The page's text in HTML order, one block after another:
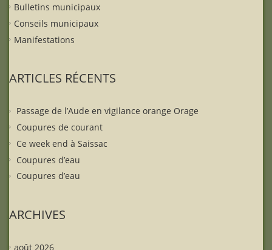
Bulletins municipaux
Conseils municipaux
Manifestations
ARTICLES RÉCENTS
Passage de l’Aude en vigilance orange Orage
Coupures de courant
Ce week end à Saissac
Coupures d’eau
Coupures d’eau
ARCHIVES
août 2026